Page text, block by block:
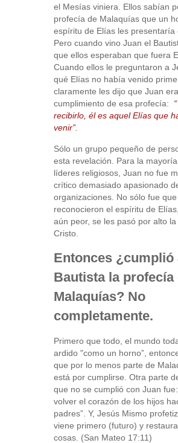
el Mesías viniera. Ellos sabían
profecía de Malaquías que un
espíritu de Elías les presentaría
Pero cuando vino Juan el
que ellos esperaban que fuera
Cuando ellos le preguntaron a
qué Elías no había venido
claramente les dijo que Juan
cumplimiento de esa profecía:
recibirlo, él es aquel Elías que
venir”.
Sólo un grupo pequeño de
esta revelación. Para la
líderes religiosos, Juan no fue
crítico demasiado apasionado
organizaciones. No sólo fue
reconocieron el espíritu de
aún peor, se les pasó por alto la
Cristo.
Entonces ¿cumplió
Bautista la profecía
Malaquías? No
completamente.
Primero que todo, el mundo
ardido "como un horno”,
que por lo menos parte de
está por cumplirse. Otra parte
que no se cumplió con Juan
volver el corazón de los hijos
padres”. Y, Jesús Mismo
viene primero (futuro) y
cosas. (San Mateo 17:11)